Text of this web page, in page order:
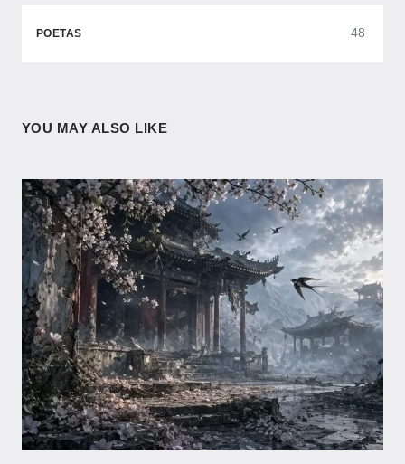
POETAS 48
YOU MAY ALSO LIKE